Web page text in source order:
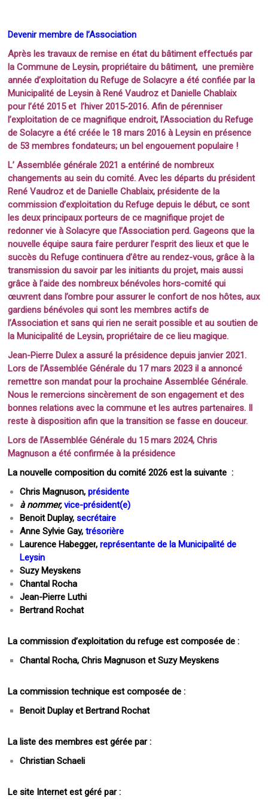
Devenir membre de l’Association
Après les travaux de remise en état du bâtiment effectués par
la Commune de Leysin, propriétaire du bâtiment, une première
année d’exploitation du Refuge de Solacyre a été confiée par la
Municipalité de Leysin à René Vaudroz et Danielle Chablaix
pour l’été 2015 et l’hiver 2015-2016. Afin de pérenniser
l’exploitation de ce magnifique endroit, l’Association du Refuge
de Solacyre a été créée le 18 mars 2016 à Leysin en présence
de 53 membres fondateurs; un bel engouement populaire !
L’ Assemblée générale 2021 a entériné de nombreux
changements au sein du comité. Avec les départs du président
René Vaudroz et de Danielle Chablaix, présidente de la
commission d’exploitation du Refuge depuis le début, ce sont
les deux principaux porteurs de ce magnifique projet de
redonner vie à Solacyre que l’Association perd. Gageons que la
nouvelle équipe saura faire perdurer l’esprit des lieux et que le
succès du Refuge continuera d’être au rendez-vous, grâce à la
transmission du savoir par les initiants du projet, mais aussi
grâce à l’aide des nombreux bénévoles hors-comité qui
œuvrent dans l’ombre pour assurer le confort de nos hôtes, aux
gardiens bénévoles qui sont les membres actifs de
l’Association et sans qui rien ne serait possible et au soutien de
la Municipalité de Leysin, propriétaire de ce lieu magique.
Jean-Pierre Dulex a assuré la présidence depuis janvier 2021.
Lors de l’Assemblée Générale du 17 mars 2023 il a annoncé
remettre son mandat pour la prochaine Assemblée Générale.
Nous le remercions sincèrement de son engagement et des
bonnes relations avec la commune et les autres partenaires. Il
reste à disposition afin que la transition se fasse en douceur.
Lors de l’Assemblée Générale du 15 mars 2024, Chris
Magnuson a été confirmée à la présidence
La nouvelle composition du comité 2026 est la suivante :
Chris Magnuson,présidente
à nommer, vice-président(e)
Benoit Duplay, secrétaire
Anne Sylvie Gay,trésorière
Laurence Habegger, représentante de la Municipalité de
Leysin
Suzy Meyskens
Chantal Rocha
Jean-Pierre Luthi
Bertrand Rochat
La commission d’exploitation du refuge est composée de :
Chantal Rocha, Chris Magnuson et Suzy Meyskens
La commission technique est composée de :
Benoit Duplay et Bertrand Rochat
La liste des membres est gérée par :
Christian Schaeli
Le site Internet est géré par :